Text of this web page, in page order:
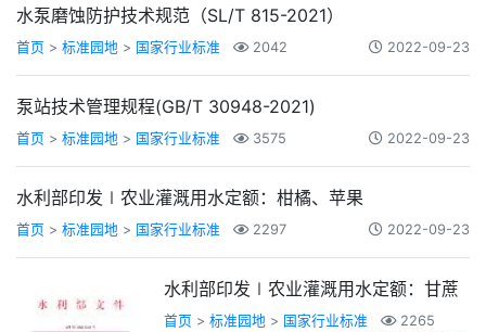
水泵磨蚀防护技术规范（SL/T 815-2021）
首页 > 标准园地 > 国家行业标准 2042 2022-09-23
泵站技术管理规程(GB/T 30948-2021)
首页 > 标准园地 > 国家行业标准 3575 2022-09-23
水利部印发∣农业灌溉用水定额：柑橘、苹果
首页 > 标准园地 > 国家行业标准 2297 2022-09-23
水利部印发∣农业灌溉用水定额：甘蔗
首页 > 标准园地 > 国家行业标准
2265